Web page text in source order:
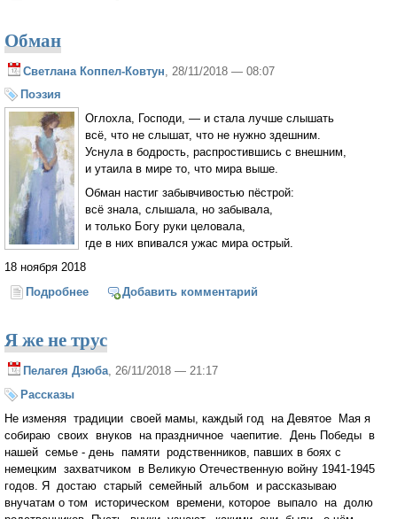
Обман
Светлана Коппел-Ковтун , 28/11/2018 — 08:07
Поэзия
Оглохла, Господи, — и стала лучше слышать
всё, что не слышат, что не нужно здешним.
Уснула в бодрость, распростившись с внешним,
и утаила в мире то, что мира выше.
Обман настиг забывчивостью пёстрой:
всё знала, слышала, но забывала,
и только Богу руки целовала,
где в них впивался ужас мира острый.
18 ноября 2018
Подробнее о ОбманДобавить комментарий
Я же не трус
Пелагея Дзюба, 26/11/2018 — 21:17
Рассказы
Не изменяя традиции своей мамы, каждый год на Девятое Мая я
собираю своих внуков на праздничное чаепитие. День Победы в
нашей семье - день памяти родственников, павших в боях с
немецким захватчиком в Великую Отечественную войну 1941-1945
годов. Я достаю старый семейный альбом и рассказываю
внучатам о том историческом времени, которое выпало на долю